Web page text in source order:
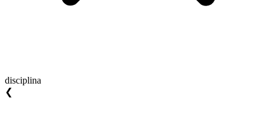
disciplina
❮